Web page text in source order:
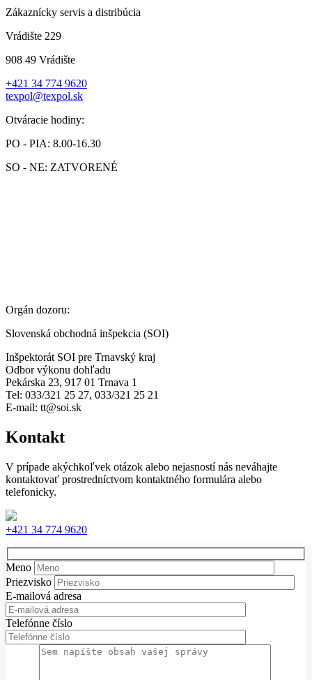
Zákaznícky servis a distribúcia
Vrádište 229
908 49 Vrádište
+421 34 774 9620
texpol@texpol.sk
Otváracie hodiny:
PO - PIA: 8.00-16.30
SO - NE: ZATVORENÉ
Orgán dozoru:
Slovenská obchodná inšpekcia (SOI)
Inšpektorát SOI pre Trnavský kraj
Odbor výkonu dohľadu
Pekárska 23, 917 01 Trnava 1
Tel: 033/321 25 27, 033/321 25 21
E-mail: tt@soi.sk
Kontakt
V prípade akýchkoľvek otázok alebo nejasností nás neváhajte
kontaktovať prostredníctvom kontaktného formulára alebo
telefonicky.
+421 34 774 9620
Meno
Priezvisko
E-mailová adresa
Telefónne číslo